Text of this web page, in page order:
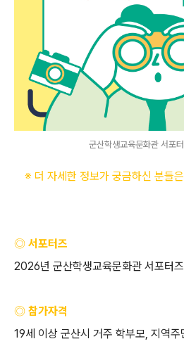
군산학생교육문화관 서포
※ 더 자세한 정보가 궁금하신 분들
◎ 서포터즈
2026년 군산학생교육문화관 서포터
◎ 참가자격
19세 이상 군산시 거주 학부모, 지역주